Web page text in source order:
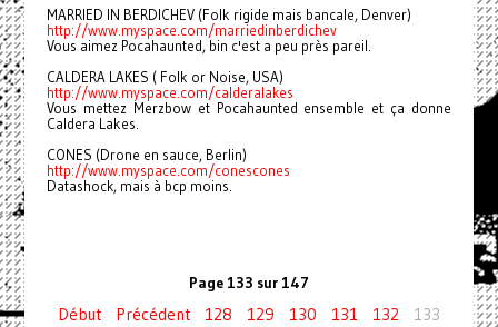
MARRIED IN BERDICHEV (Folk rigide mais bancale, Denver)
http://www.myspace.com/marriedinberdichev
Vous aimez Pocahaunted, bin c'est a peu près pareil.
CALDERA LAKES ( Folk or Noise, USA)
http://www.myspace.com/calderalakes
Vous mettez Merzbow et Pocahaunted ensemble et ça donne
Caldera Lakes.
CONES (Drone en sauce, Berlin)
http://www.myspace.com/conescones
Datashock, mais à bcp moins.
Page 133 sur 147
Début Précédent 128 129 130 131 132
133